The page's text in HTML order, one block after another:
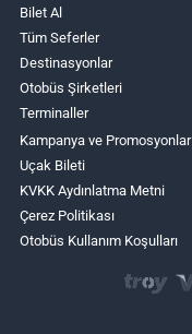
Bilet Al
Tüm Seferler
Destinasyonlar
Otobüs Şirketleri
Terminaller
Kampanya ve Promosyonlar
Uçak Bileti
KVKK Aydınlatma Metni
Çerez Politikası
Otobüs Kullanım Koşulları